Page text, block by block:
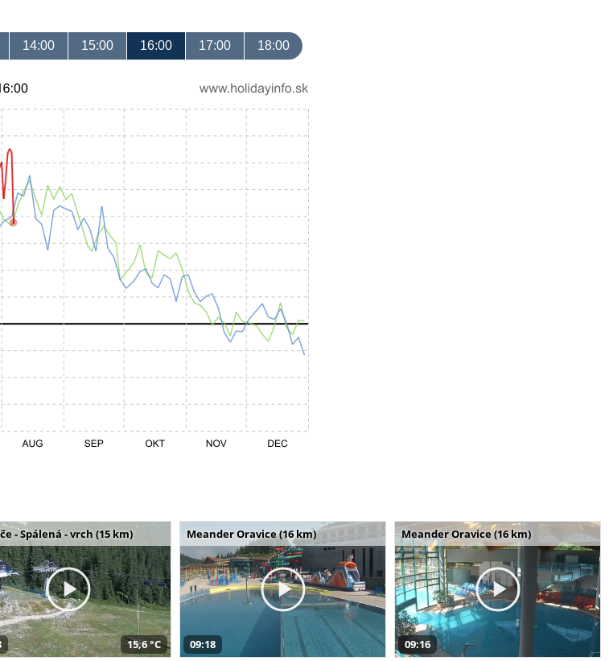
14:00 15:00 16:00 17:00 18:00
- Spálená - vrch (15 km)
15,6 °C
Meander Oravice (16 km)
09:18
Meander Oravice (16 km)
09:16